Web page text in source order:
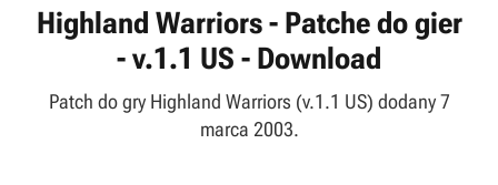
Highland Warriors - Patche do gier
- v.1.1 US - Download
Patch do gry Highland Warriors (v.1.1 US) dodany 7
marca 2003.